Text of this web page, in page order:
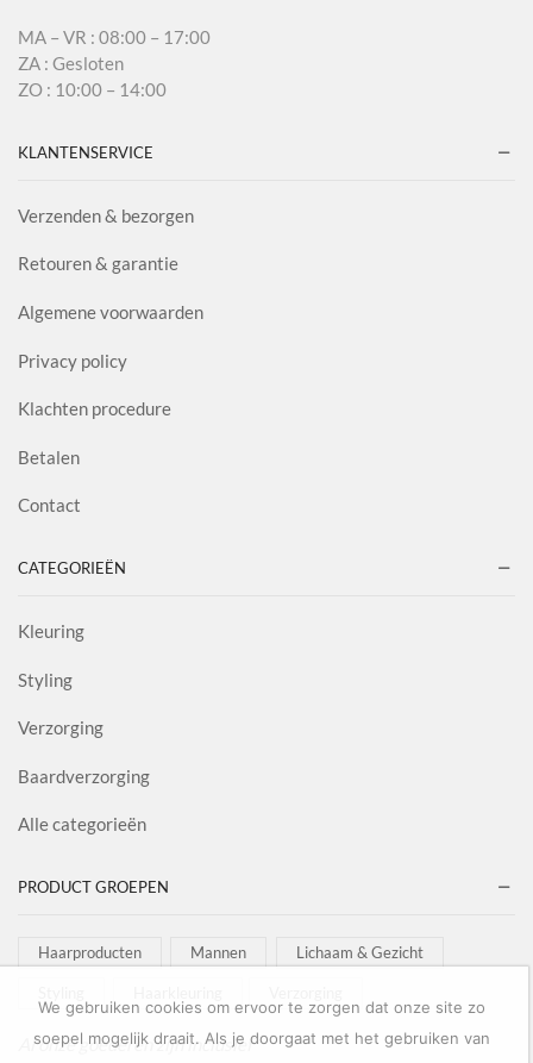
MA – VR : 08:00 – 17:00
ZA : Gesloten
ZO : 10:00 – 14:00
KLANTENSERVICE
Verzenden & bezorgen
Retouren & garantie
Algemene voorwaarden
Privacy policy
Klachten procedure
Betalen
Contact
CATEGORIEËN
Kleuring
Styling
Verzorging
Baardverzorging
Alle categorieën
PRODUCT GROEPEN
Haarproducten Mannen Lichaam & Gezicht
Al onze goederen zijn inclusief
We gebruiken cookies om ervoor te zorgen dat onze site zo
soepel mogelijk draait. Als je doorgaat met het gebruiken van